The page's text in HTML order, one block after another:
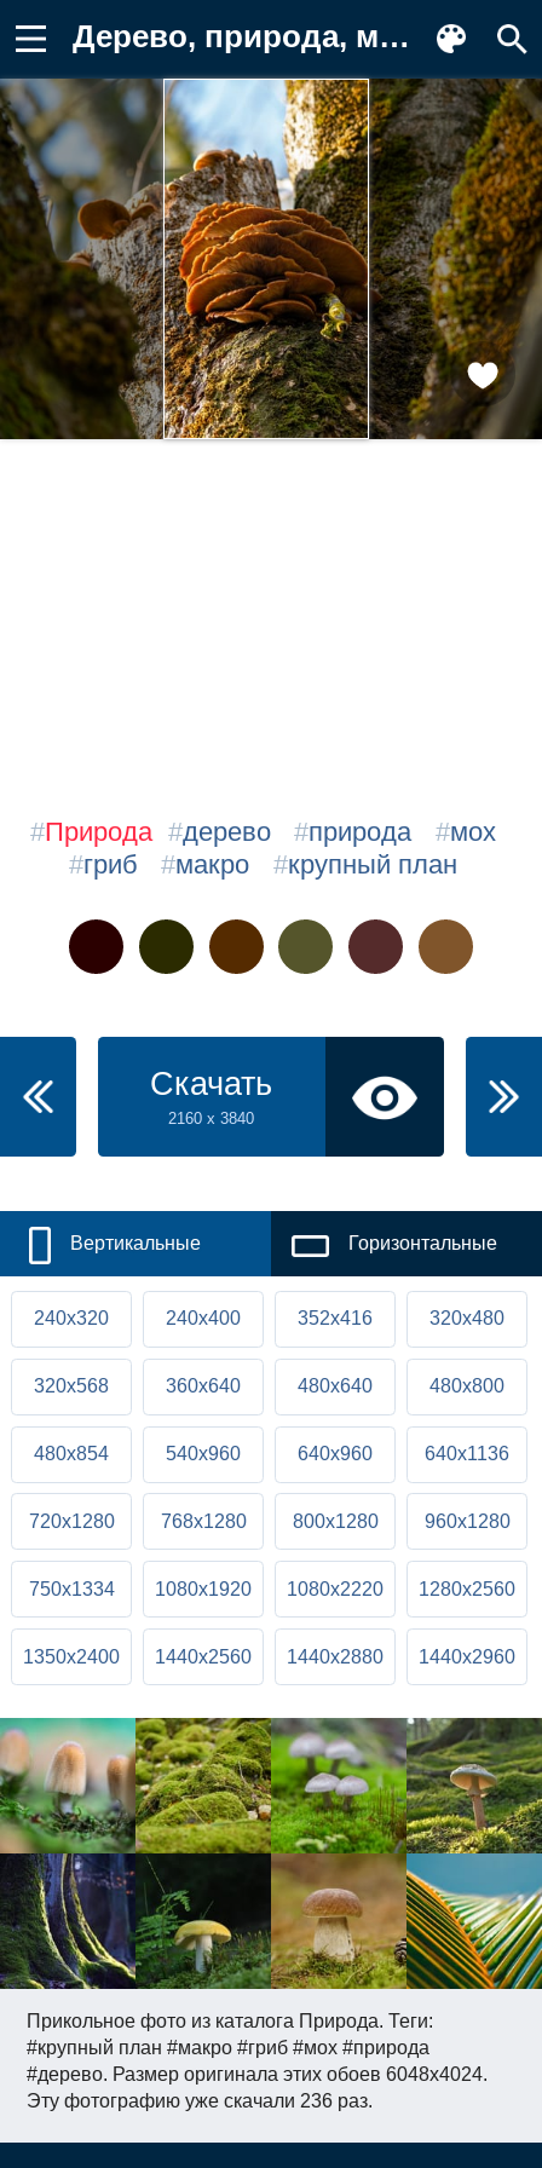
Дерево, природа, мох, гриб, макро Обои для телефона
Прикольное фото из каталога Природа. Теги:
#крупный план #макро #гриб #мох #природа
#дерево. Размер оригинала этих обоев 6048x4024.
Эту фотографию уже скачали 236 раз.
#Природа #дерево #природа #мох
#гриб #макро #крупный план
Скачать
2160 x 3840
Вертикальные Горизонтальные
240x320 240x400 352x416 320x480
320x568 360x640 480x640 480x800
480x854 540x960 640x960 640x1136
720x1280 768x1280 800x1280 960x1280
750x1334 1080x1920 1080x2220 1280x2560
1350x2400 1440x2560 1440x2880 1440x2960